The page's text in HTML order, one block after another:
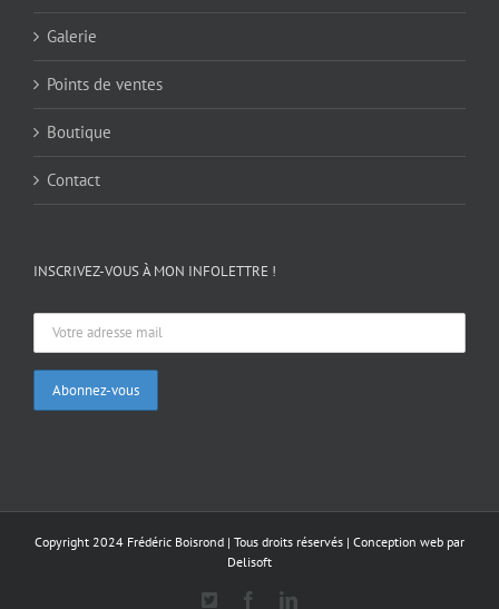
Galerie
Points de ventes
Boutique
Contact
INSCRIVEZ-VOUS À MON INFOLETTRE !
Copyright 2024 Frédéric Boisrond | Tous droits réservés | Conception web par
Delisoft
FacebookLinkedIn